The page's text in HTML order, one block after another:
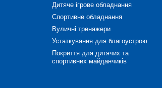
Дитяче ігрове обладнання
Спортивне обладнання
Вуличні тренажери
Устаткування для благоустрою
Покриття для дитячих та
спортивних майданчиків